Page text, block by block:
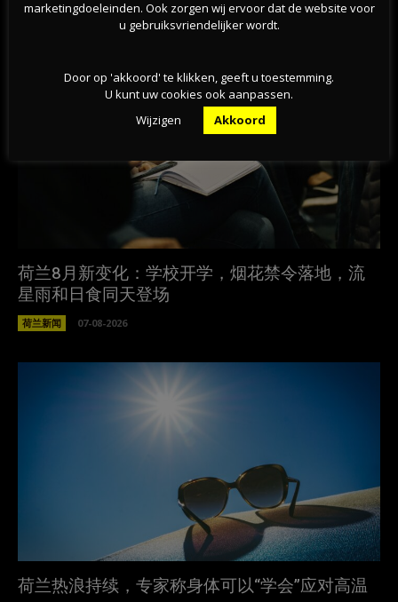
相关文章
荷兰8月新变化：学校开学，烟花禁令落地，流
星雨和日食同天登场
荷兰新闻 07-08-2026
荷兰热浪持续，专家称身体可以“学会”应对高温
marketingdoeleinden. Ook zorgen wij ervoor dat de website voor
u gebruiksvriendelijker wordt.
Door op 'akkoord' te klikken, geeft u toestemming.
U kunt uw cookies ook aanpassen.
Wijzigen
Akkoord